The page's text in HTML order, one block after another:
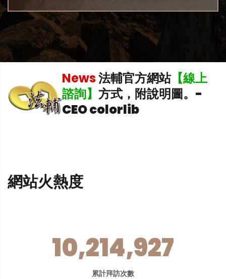
News法輔官方網站【線上
諮詢】 方式，附說明圖。 -
CEO colorlib
網站火熱度
10,214,927
累計拜訪次數